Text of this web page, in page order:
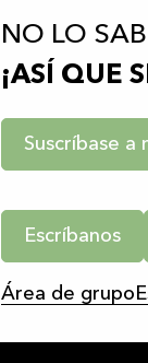
NO LO
¡ASÍ QUE
Suscríbase a
Escríbanos
Área de grupo